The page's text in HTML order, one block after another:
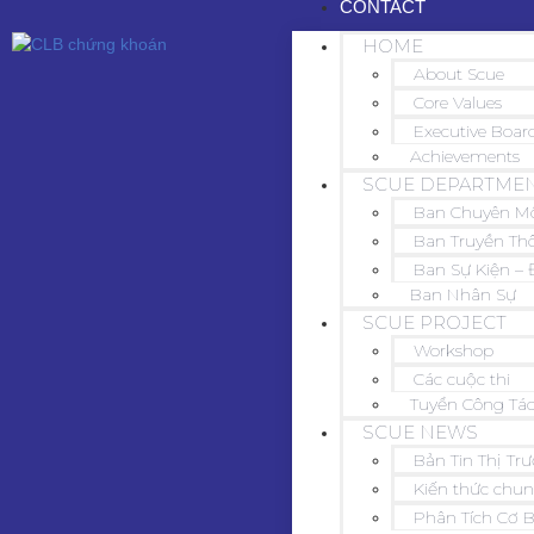
CONTACT
HOME
About Scue
Core Values
Executive
Achievements
SCUE
Ban Chuyên
Ban Truyền
Ban Sự Kiện –
Ban Nhân Sự
SCUE PROJECT
Workshop
Các cuộc thi
Tuyển Công
SCUE NEWS
Bản Tin Thị
Kiến thức
Phân Tích Cơ